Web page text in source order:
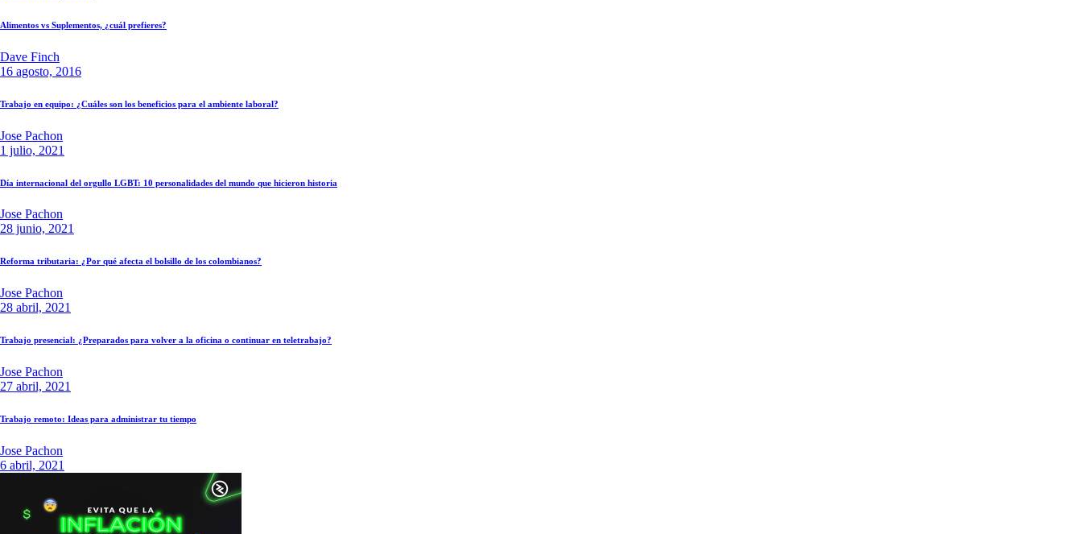
Alimentos vs Suplementos, ¿cuál prefieres?
Dave Finch
16 agosto, 2016
Trabajo en equipo: ¿Cuáles son los beneficios para el ambiente laboral?
Jose Pachon
1 julio, 2021
Día internacional del orgullo LGBT: 10 personalidades del mundo que hicieron historia
Jose Pachon
28 junio, 2021
Reforma tributaria: ¿Por qué afecta el bolsillo de los colombianos?
Jose Pachon
28 abril, 2021
Trabajo presencial: ¿Preparados para volver a la oficina o continuar en teletrabajo?
Jose Pachon
27 abril, 2021
Trabajo remoto: Ideas para administrar tu tiempo
Jose Pachon
6 abril, 2021